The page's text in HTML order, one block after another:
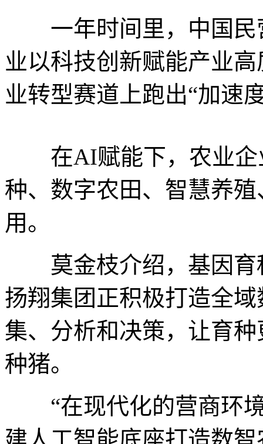
一年时间里，中国民
业以科技创新赋能产业
业转型赛道上跑出“加速
在AI赋能下，农业企
种、数字农田、智慧养
用。
莫金枝介绍，基因育
扬翔集团正积极打造全
集、分析和决策，让育
种猪。
“在现代化的营商环境